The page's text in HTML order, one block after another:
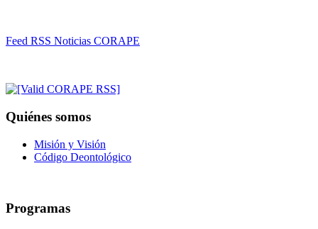
Feed RSS Noticias CORAPE
Quiénes somos
Misión y Visión
Código Deontológico
Programas